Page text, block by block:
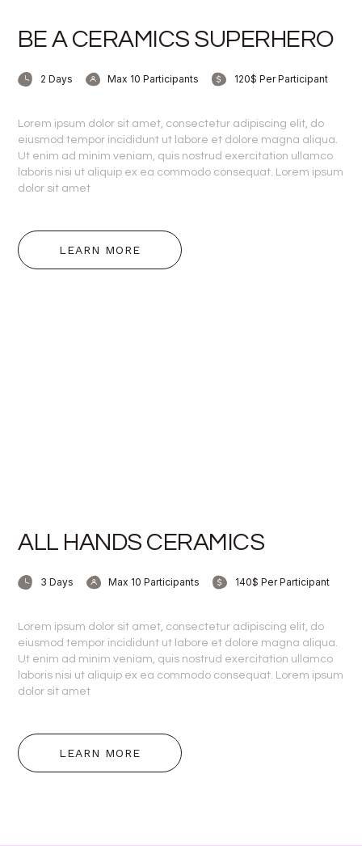
BE A CERAMICS SUPERHERO
2 Days Max 10 Participants 120$ Per Participant
Lorem ipsum dolor sit amet, consectetur adipiscing elit, do
eiusmod tempor incididunt ut labore et dolore magna aliqua.
Ut enim ad minim veniam, quis nostrud exercitation ullamco
laboris nisi ut aliquip ex ea commodo consequat. Lorem ipsum
dolor sit amet
LEARN MORE
ALL HANDS CERAMICS
3 Days Max 10 Participants 140$ Per Participant
Lorem ipsum dolor sit amet, consectetur adipiscing elit, do
eiusmod tempor incididunt ut labore et dolore magna aliqua.
Ut enim ad minim veniam, quis nostrud exercitation ullamco
laboris nisi ut aliquip ex ea commodo consequat. Lorem ipsum
dolor sit amet
LEARN MORE